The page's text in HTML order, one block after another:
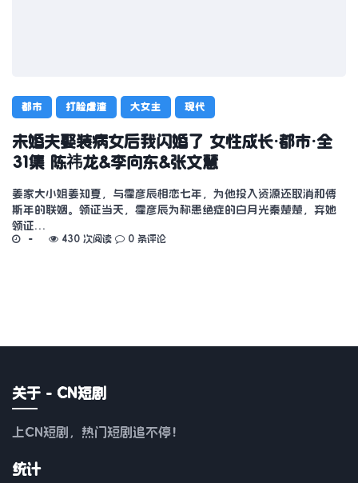
都市 打脸虐渣 大女主 现代
未婚夫娶装病女后我闪婚了 女性成长·都市·全
31集 陈祎龙&李向东&张文慧
姜家大小姐姜知夏，与霍彦辰相恋七年，为他投入资源还取消和傅
斯年的联姻。领证当天，霍彦辰为称患绝症的白月光秦楚楚，弃她
领证…
430 次阅读 0 条评论
关于 - CN短剧
上CN短剧，热门短剧追不停！
统计